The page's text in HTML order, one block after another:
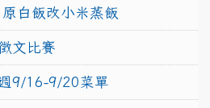
白飯改小米蒸飯
文比賽
9/16-9/20菜單